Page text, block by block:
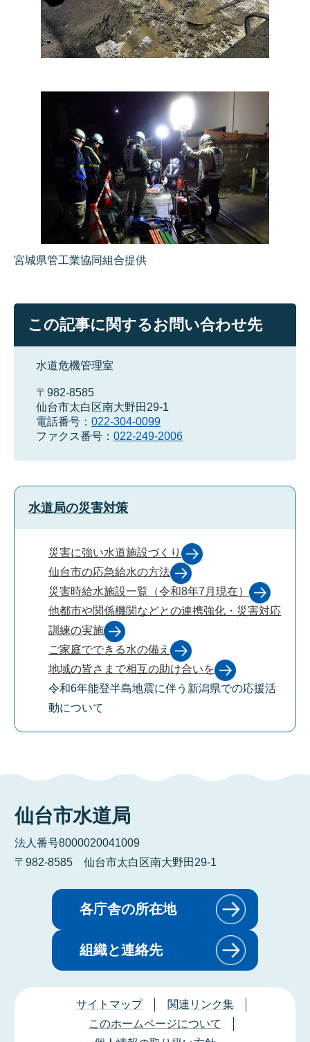
宮城県管工業協同組合提供
この記事に関するお問い合わせ先
水道危機管理室
〒982-8585
仙台市太白区南大野田29-1
電話番号： 022-304-0099
ファクス番号： 022-249-2006
水道局の災害対策
災害に強い水道施設づくり
仙台市の応急給水の方法
災害時給水施設一覧（令和8年7月現在）
他都市や関係機関などとの連携強化・災害対応
訓練の実施
ご家庭でできる水の備え
地域の皆さまで相互の助け合いを
令和6年能登半島地震に伴う新潟県での応援活
動について
仙台市水道局
法人番号8000020041009
〒982-8585 仙台市太白区南大野田29-1
各庁舎の所在地
組織と連絡先
サイトマップ
関連リンク集
このホームページについて